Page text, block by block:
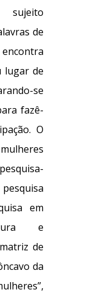
de
lugar de
se
fazê-
O
em
e
de
da